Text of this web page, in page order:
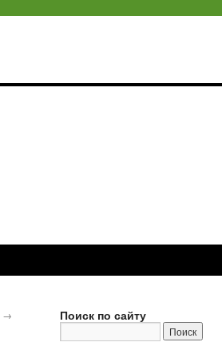
→ Поиск по сайту